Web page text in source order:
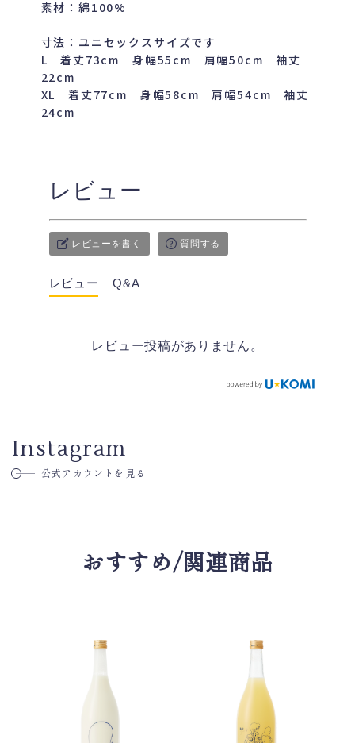
素材：綿100%
寸法：ユニセックスサイズです
L 着丈73cm 身幅55cm 肩幅50cm 袖丈
22cm
XL 着丈77cm 身幅58cm 肩幅54cm 袖丈
24cm
レビュー
レビューを書く 質問する
レビュー Q&A
レビュー投稿がありません。
Instagram
公式アカウントを見る
おすすめ/関連商品